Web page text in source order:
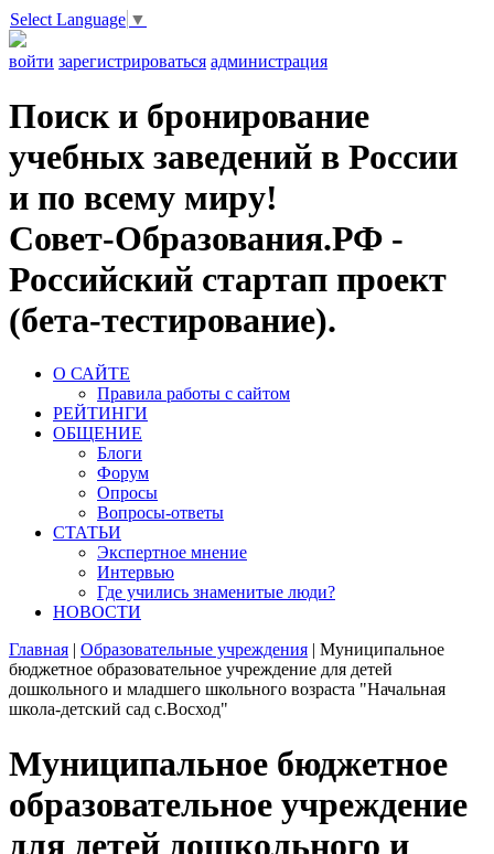
Select Language ▼
войти зарегистрироваться администрация
Поиск и бронирование
учебных заведений в России
и по всему миру!
Совет-Образования.РФ -
Российский стартап проект
(бета-тестирование).
О САЙТЕ
Правила работы с сайтом
РЕЙТИНГИ
ОБЩЕНИЕ
Блоги
Форум
Опросы
Вопросы-ответы
СТАТЬИ
Экспертное мнение
Интервью
Где учились знаменитые люди?
НОВОСТИ
Главная | Образовательные учреждения | Муниципальное
бюджетное образовательное учреждение для детей
дошкольного и младшего школьного возраста "Начальная
школа-детский сад с.Восход"
Муниципальное бюджетное
образовательное учреждение
для детей дошкольного и